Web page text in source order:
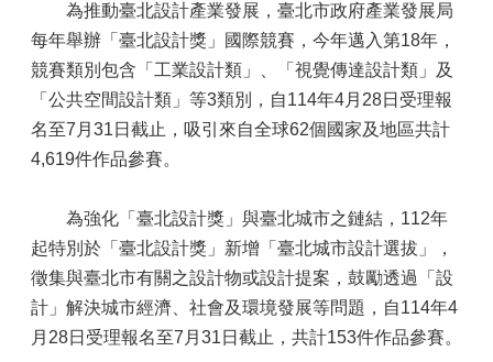
為推動臺北設計產業發展，臺北市政府產業發展局
每年舉辦「臺北設計獎」國際競賽，今年邁入第18年，
競賽類別包含「工業設計類」、「視覺傳達設計類」及
「公共空間設計類」等3類別，自114年4月28日受理報
名至7月31日截止，吸引來自全球62個國家及地區共計
4,619件作品參賽。
為強化「臺北設計獎」與臺北城市之鏈結，112年
起特別於「臺北設計獎」新增「臺北城市設計選拔」，
徵集與臺北市有關之設計物或設計提案，鼓勵透過「設
計」解決城市經濟、社會及環境發展等問題，自114年4
月28日受理報名至7月31日截止，共計153件作品參賽。